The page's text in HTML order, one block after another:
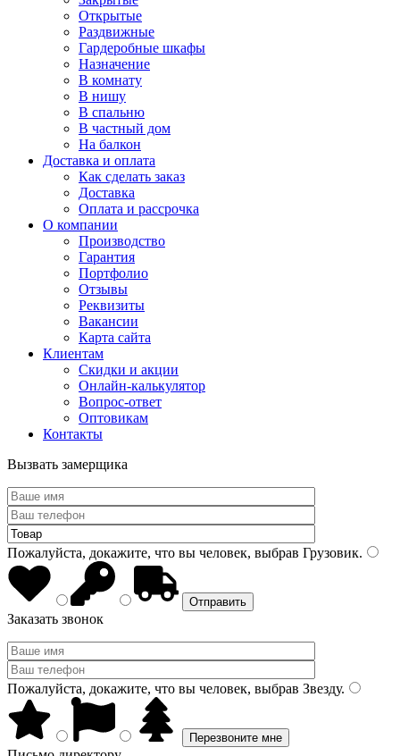
Открытые
Раздвижные
Гардеробные шкафы
Назначение
В комнату
В нишу
В спальню
В частный дом
На балкон
Доставка и оплата
Как сделать заказ
Доставка
Оплата и рассрочка
О компании
Производство
Гарантия
Портфолио
Отзывы
Реквизиты
Вакансии
Карта сайта
Клиентам
Скидки и акции
Онлайн-калькулятор
Вопрос-ответ
Оптовикам
Контакты
Вызвать замерщика
Пожалуйста, докажите, что вы человек, выбрав Грузовик.
Заказать звонок
Пожалуйста, докажите, что вы человек, выбрав Звезду.